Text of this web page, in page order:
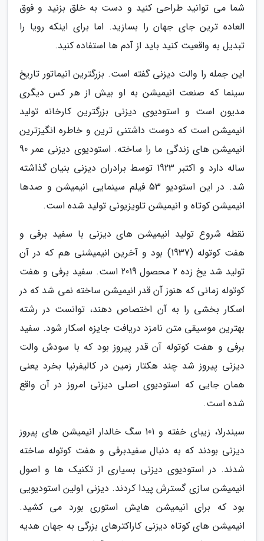
شما می توانید طراحی کنید و دست به خلق بزنید و فوق
العاده ترین جای جهان را بسازید. اما برای اینکه رویا را
تبدیل به واقعیت کنید باید از آدم ها استفاده کنید.
این جمله را والت دیزنی گفته است. بزرگترین انیماتور تاریخ
سینما که صنعت انیمیشن به او بیش از هر کس دیگری
مدیون است و استودیوی دیزنی بزرگترین کارخانه تولید
انیمیشن است که دوست داشتنی ترین و خاطره انگیزترین
انیمیشن های زندگی ما را ساخته. استودیوی دیزنی عمر 90
ساله دارد و اکتبر 1923 توسط برادران دیزنی بنیان گذاشته
شد. در این استودیو 53 فیلم سینمایی انیمیشن و صدها
انیمیشن کوتاه و انیمیشن تلویزیونی تولید شده است.
نقطه شروع تولید انیمیشن های دیزنی با سفید برفی و
هفت کوتوله (1937) بود و آخرین انیمیشنی هم که در آن
تولید شد یخ زده 2 محصول 2019 است. سفید برفی و هفت
کوتوله زمانی که هنوز آن قدر انیمیشن ساخته نمی شد که در
اسکار بخشی را به آن اختصاص دهند، توانست در رشته
بهترین موسیقی متن نامزد دریافت جایزه اسکار شود. سفید
برفی و هفت کوتوله آن قدر پیروز بود که با سودش والت
دیزنی پیروز شد چند هکتار زمین در کالیفرنیا بخرد یعنی
همان جایی که استودیوی اصلی دیزنی امروز در آن واقع
شده است.
سیندرلا، زیبای خفته و 101 سگ خالدار انیمیشن های پیروز
دیزنی بودند که به دنبال سفیدبرفی و هفت کوتوله ساخته
شدند. در استودیوی دیزنی بسیاری از تکنیک ها و اصول
انیمیشن سازی گسترش پیدا کردند. دیزنی اولین استودیویی
بود که برای انیمیشن هایش استوری بورد می کشید.
انیمیشن های کوتاه دیزنی کاراکترهای بزرگی به جهان هدیه